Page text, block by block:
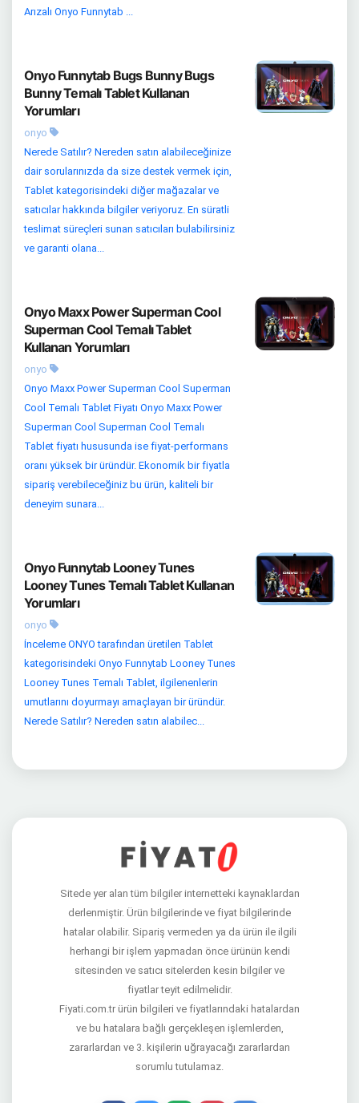
Arızalı Onyo Funnytab ...
Onyo Funnytab Bugs Bunny Bugs
Bunny Temalı Tablet Kullanan
Yorumları
onyo
Nerede Satılır? Nereden satın alabileceğinize
dair sorularınızda da size destek vermek için,
Tablet kategorisindeki diğer mağazalar ve
satıcılar hakkında bilgiler veriyoruz. En süratli
teslimat süreçleri sunan satıcıları bulabilirsiniz
ve garanti olana...
Onyo Maxx Power Superman Cool
Superman Cool Temalı Tablet
Kullanan Yorumları
onyo
Onyo Maxx Power Superman Cool Superman
Cool Temalı Tablet Fiyatı Onyo Maxx Power
Superman Cool Superman Cool Temalı
Tablet fiyatı hususunda ise fiyat-performans
oranı yüksek bir üründür. Ekonomik bir fiyatla
sipariş verebileceğiniz bu ürün, kaliteli bir
deneyim sunara...
Onyo Funnytab Looney Tunes
Looney Tunes Temalı Tablet Kullanan
Yorumları
onyo
İnceleme ONYO tarafından üretilen Tablet
kategorisindeki Onyo Funnytab Looney Tunes
Looney Tunes Temalı Tablet, ilgilenenlerin
umutlarını doyurmayı amaçlayan bir üründür.
Nerede Satılır? Nereden satın alabilec...
Sitede yer alan tüm bilgiler internetteki kaynaklardan
derlenmiştir. Ürün bilgilerinde ve fiyat bilgilerinde
hatalar olabilir. Sipariş vermeden ya da ürün ile ilgili
herhangi bir işlem yapmadan önce ürünün kendi
sitesinden ve satıcı sitelerden kesin bilgiler ve
fiyatlar teyit edilmelidir.
Fiyati.com.tr ürün bilgileri ve fiyatlarındaki hatalardan
ve bu hatalara bağlı gerçekleşen işlemlerden,
zararlardan ve 3. kişilerin uğrayacağı zararlardan
sorumlu tutulamaz.